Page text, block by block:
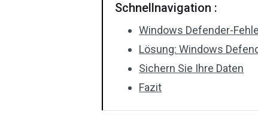
Schnellnavigation :
Windows Defender-
Lösung: Windows
Sichern Sie Ihre Daten
Fazit